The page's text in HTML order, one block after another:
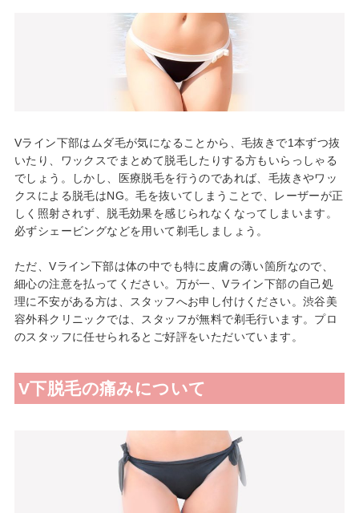
2012年04月 東京医科歯科大学皮膚科 勤務
2012年09月 台東保健所保健予防課・保健サービス課 兼務
2013年09月～都内大手美容外科・皮膚科に勤務
2015年01月 渋谷美容外科クリニック渋谷院 副院長就任
2024年01月 渋谷美容外科クリニック新宿院 院長就任
日本美容皮膚科学会会員
日本抗加齢医学会会員
プロフィール
Vライン下部はムダ毛が気になることから、毛抜きで1本ずつ抜
いたり、ワックスでまとめて脱毛したりする方もいらっしゃる
でしょう。しかし、医療脱毛を行うのであれば、毛抜きやワッ
クスによる脱毛はNG。毛を抜いてしまうことで、レーザーが正
しく照射されず、脱毛効果を感じられなくなってしまいます。
必ずシェービングなどを用いて剃毛しましょう。
ただ、Vライン下部は体の中でも特に皮膚の薄い箇所なので、
細心の注意を払ってください。万が一、Vライン下部の自己処
理に不安がある方は、スタッフへお申し付けください。渋谷美
容外科クリニックでは、スタッフが無料で剃毛行います。プロ
のスタッフに任せられるとご好評をいただいています。
V下脱毛の痛みについて